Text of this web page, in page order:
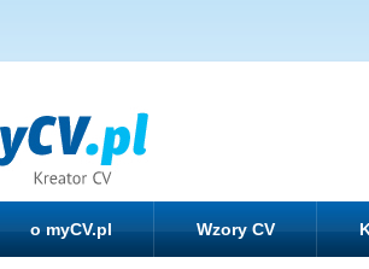
o myCV.pl Wzory CV